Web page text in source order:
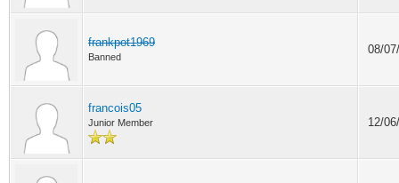
frankpot1969
Banned
08/
francois05
Junior Member 12/